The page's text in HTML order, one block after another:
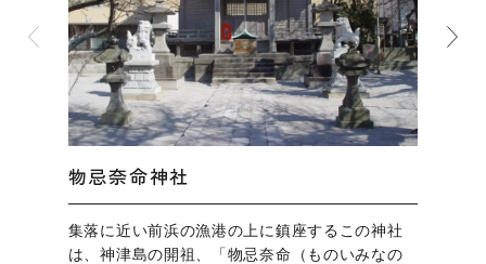
物忌奈命神社
集落に近い前浜の漁港の上に鎮座するこの神社
は、神津島の開祖、「物忌奈命（ものいみなの